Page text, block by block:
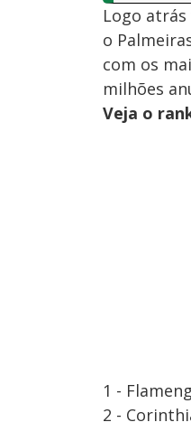
Logo
o
com os
milhões
Veja o
1 -
2 -